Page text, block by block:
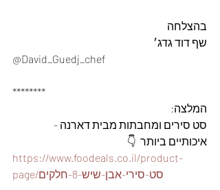
בהצלחה
שף דוד גדג׳
@David_Guedj_chef
********
המלצה:
סט סירים ומחבתות מבית דארנה -
איכותיים ביותר  👇
https://www.foodeals.co.il/product-
page/סט-סירי-אבן-שיש-8-חלקים